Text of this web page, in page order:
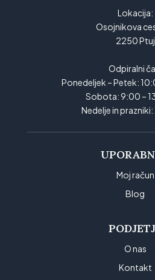
Lokacija:
Osojnikova
2250 Ptuj
Odpiralni
Ponedeljek – Petek:
Sobota: 9:00 –
Nedelje in prazniki:
Moj račun
Blog
O nas
Kontakt